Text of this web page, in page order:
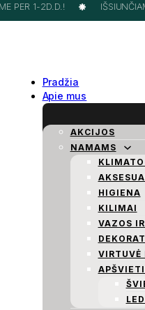
PER 1-2D.D.!
Pradžia
Apie mus
AKCIJOS
NAMAMS
HIGIENA
KILIMAI
VAZOS
VIRTUVĖ